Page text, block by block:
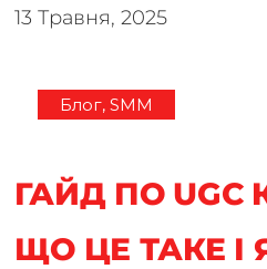
13 Травня, 2025
Блог,SMM
ГАЙД ПО UGC
ЩО ЦЕ ТАКЕ І